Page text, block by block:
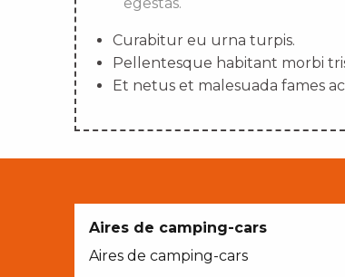
egestas.
Curabitur eu urna turpis.
Pellentesque habitant morbi
Et netus et malesuada fames
Aires de camping-cars
Aires de camping-cars